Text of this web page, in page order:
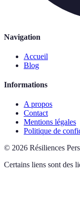
Navigation
Accueil
Blog
Informations
A propos
Contact
Mentions légales
Politique de
© 2026 Résiliences
Certains liens sont des